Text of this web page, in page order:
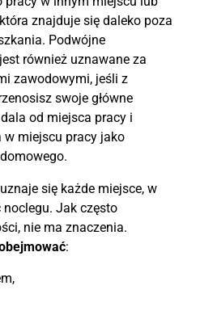
znajduje się daleko poza
Podwójne
również uznawane za
zawodowymi, jeśli z
swoje główne
od miejsca pracy i
w miejscu pracy jako
się każde miejsce, w
Jak często
nie ma znaczenia.
: